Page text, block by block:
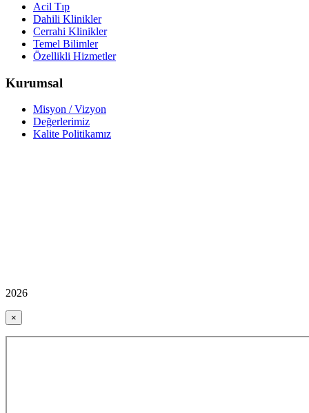
Acil Tıp
Dahili Klinikler
Cerrahi Klinikler
Temel Bilimler
Özellikli Hizmetler
Kurumsal
Misyon / Vizyon
Değerlerimiz
Kalite Politikamız
2026
×